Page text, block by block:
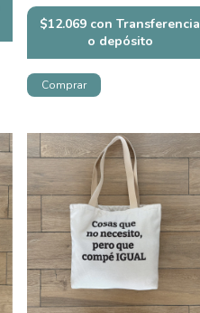
$12.069 con Transferencia
o depósito